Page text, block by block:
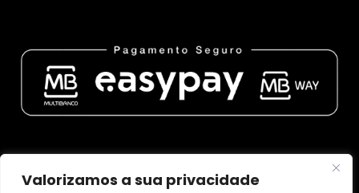
Valorizamos a sua privacidade